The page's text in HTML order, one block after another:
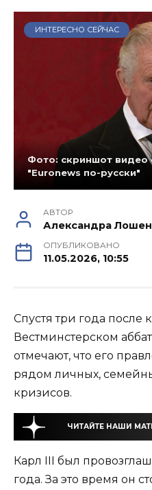
ИНТЕРЕСНО СЕЙЧАС
Фото: скриншот видео
"Euronews по-русски"
АВТОР
Александра
ОПУБЛИКОВАНО
11.05.2026, 10:55
Спустя три года после
Вестминстерском
отмечают, что его
рядом личных,
кризисов.
ЧИТАЙТЕ НАШИ
Карл III был
года. За это время он